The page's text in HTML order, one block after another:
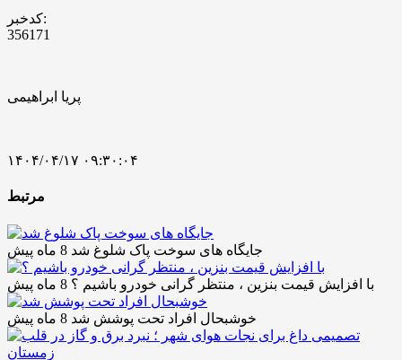
کدخبر:
356171
پریا ابراهیمی
۱۴۰۴/۰۴/۱۷ ۰۹:۳۰:۰۴
مرتبط
جایگاه های سوخت پاک شلوغ شد 8 ماه پیش
با افزایش قیمت بنزین ، منتظر گرانی خودرو باشیم ؟ 8 ماه پیش
خوشبحال افراد تحت پوشش شد 8 ماه پیش